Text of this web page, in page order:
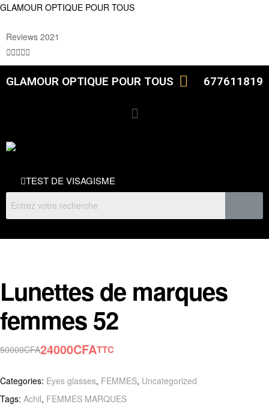
GLAMOUR OPTIQUE POUR TOUS
Reviews 2021

GLAMOUR OPTIQUE POUR TOUS 677611819
TEST DE VISAGISME
Lunettes de marques
femmes 52
50000CFA24000CFATTC
Categories: Eyes glasses, FEMMES, Uncategorized
Tags: Achil, FEMMES MARQUES